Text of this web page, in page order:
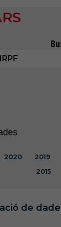
2020 2019
2015
de